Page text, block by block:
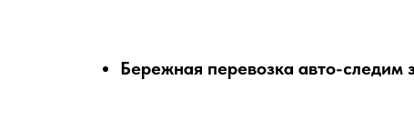
Бережная перевозка авто-